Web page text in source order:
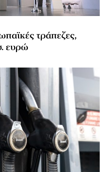
τράπεζες,
ευρώ